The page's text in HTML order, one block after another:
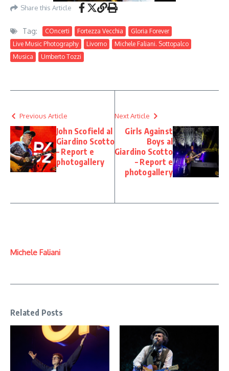
Share this Article
Tag: COncerti Fortezza Vecchia
Gloria Forever
Live Music Photography
Livorno
Michele Faliani. Sottopalco
Musica
Umberto Tozzi
Previous Article
John Scofield al
Giardino Scotto
– Report e
photogallery
Next Article
Girls Against
Boys al
Giardino Scotto
– Report e
photogallery
Michele Faliani
Related Posts